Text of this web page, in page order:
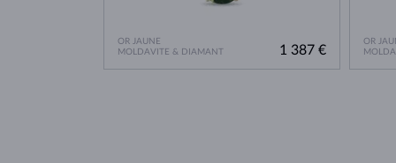
OR JAUNE
MOLDAVITE & DIAMANT
1 387 €
OR